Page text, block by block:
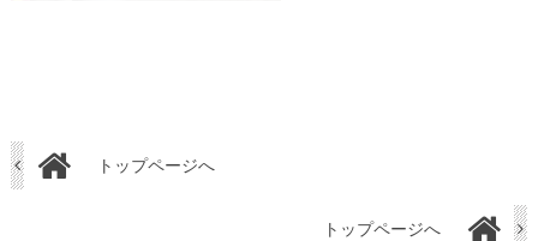
トップページへ
トップページへ